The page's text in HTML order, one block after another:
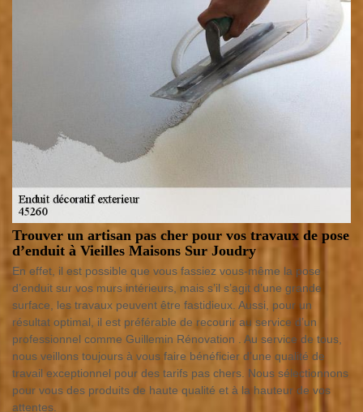
Trouver un artisan pas cher pour vos travaux de pose
d’enduit à Vieilles Maisons Sur Joudry
En effet, il est possible que vous fassiez vous-même la pose
d’enduit sur vos murs intérieurs, mais s’il s’agit d’une grande
surface, les travaux peuvent être fastidieux. Aussi, pour un
résultat optimal, il est préférable de recourir au service d’un
professionnel comme Guillemin Rénovation . Au service de tous,
nous veillons toujours à vous faire bénéficier d’une qualité de
travail exceptionnel pour des tarifs pas chers. Nous sélectionnons
pour vous des produits de haute qualité et à la hauteur de vos
attentes.